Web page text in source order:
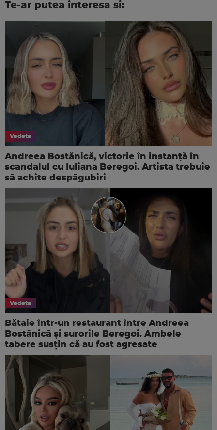
Te-ar putea interesa si:
Vedete
Andreea Bostănică, victorie în instanță în
scandalul cu Iuliana Beregoi. Artista trebuie
să achite despăgubiri
Vedete
Bătaie într-un restaurant între Andreea
Bostănică și surorile Beregoi. Ambele
tabere susțin că au fost agresate